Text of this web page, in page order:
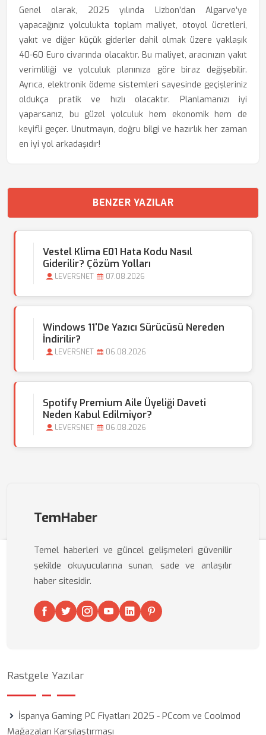
Genel olarak, 2025 yılında Lizbon’dan Algarve’ye
yapacağınız yolculukta toplam maliyet, otoyol ücretleri,
yakıt ve diğer küçük giderler dahil olmak üzere yaklaşık
40-60 Euro civarında olacaktır. Bu maliyet, aracınızın yakıt
verimliliği ve yolculuk planınıza göre biraz değişebilir.
Ayrıca, elektronik ödeme sistemleri sayesinde geçişleriniz
oldukça pratik ve hızlı olacaktır. Planlamanızı iyi
yaparsanız, bu güzel yolculuk hem ekonomik hem de
keyifli geçer. Unutmayın, doğru bilgi ve hazırlık her zaman
en iyi yol arkadaşıdır!
BENZER YAZILAR
Vestel Klima E01 Hata Kodu Nasıl
Giderilir? Çözüm Yolları
LEVERSNET 07.08.2026
Windows 11'de Yazıcı Sürücüsü Nereden
İndirilir?
LEVERSNET 06.08.2026
Spotify Premium Aile Üyeliği Daveti
Neden Kabul Edilmiyor?
LEVERSNET 06.08.2026
TemHaber
Temel haberleri ve güncel gelişmeleri güvenilir
şekilde okuyucularına sunan, sade ve anlaşılır
haber sitesidir.
Rastgele Yazılar
İspanya Gaming PC Fiyatları 2025 - PCcom ve Coolmod
Mağazaları Karşılaştırması